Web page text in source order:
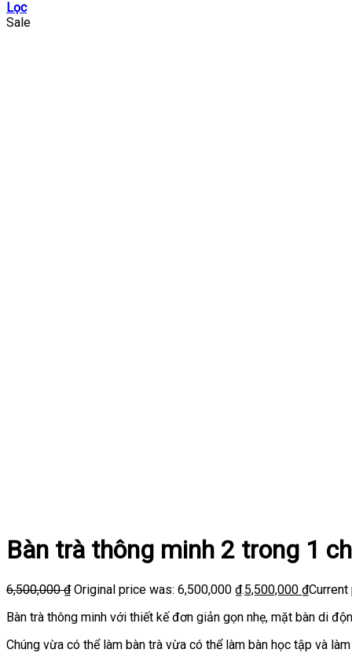
Lọc
Sale
Bàn trà thông minh 2 trong 1
6,500,000₫ Original price was: 6,500,000 ₫.5,500,000 ₫
Bàn trà thông minh với thiết kế đơn giản gọn nhẹ, mặt bàn di
Chúng vừa có thể làm bàn trà vừa có thể làm bàn học tập và